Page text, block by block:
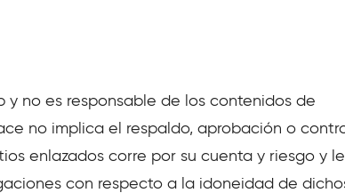
no es responsable de los contenidos de
no implica el respaldo, aprobación o
enlazados corre por su cuenta y riesgo y le
con respecto a la idoneidad de